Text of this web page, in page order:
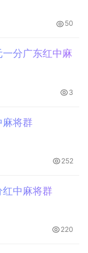
50
分广东红中麻
3
将群
252
中麻将群
220